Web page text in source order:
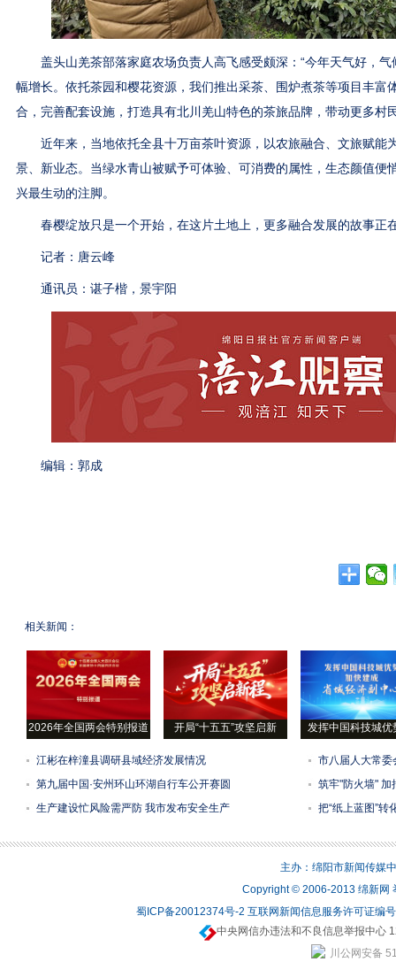
盖头山羌茶部落家庭农场负责人高飞感受颇深：“今年天气好，气
幅增长。依托茶园和樱花资源，我们推出采茶、围炉煮茶等项目丰富
合，完善配套设施，打造具有北川羌山特色的茶旅品牌，带动更多村
近年来，当地依托全县十万亩茶叶资源，以农旅融合、文旅赋能
景、新业态。当绿水青山被赋予可体验、可消费的属性，生态颜值便
兴最生动的注脚。
春樱绽放只是一个开始，在这片土地上，更多融合发展的故事正
记者：唐云峰
通讯员：谌子楷，景宇阳
编辑：郭成
相关新闻：
2026年全国两会特别报道 开局“十五五”攻坚启新 发挥中国科技城优
江彬在梓潼县调研县域经济发展情况
市八届人大常委
第九届中国·安州环山环湖自行车公开赛圆
筑牢"防火墙" 加
生产建设忙风险需严防 我市发布安全生产
把“纸上蓝图”转
主办：绵阳市新闻传媒
Copyright © 2006-2013 绵新网
蜀ICP备20012374号-2 互联网新闻信息服务许可证编
中央网信办违法和不良信息举报中心
川公网安备